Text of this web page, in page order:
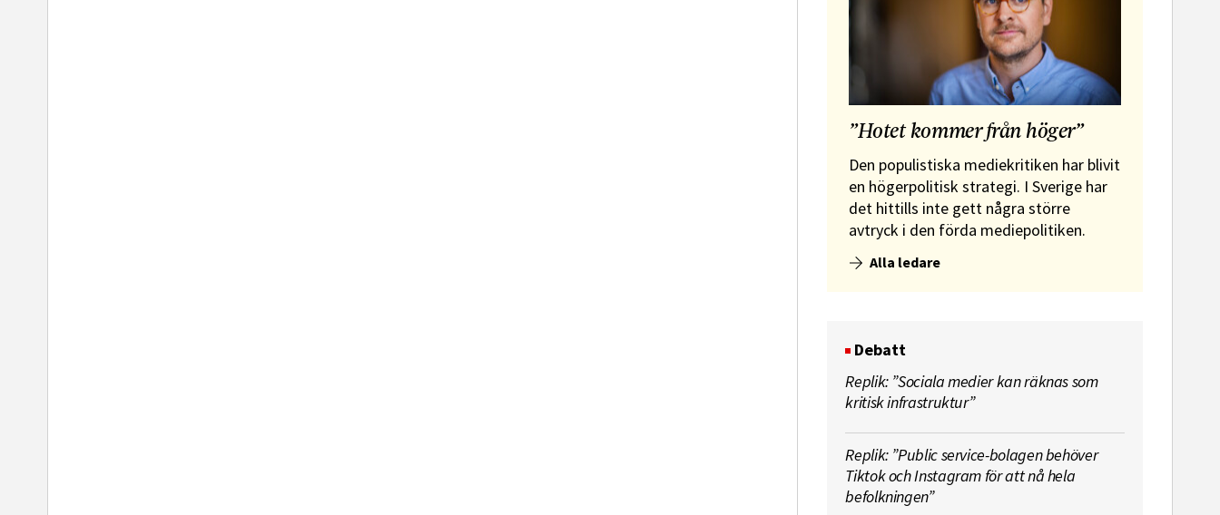
”Hotet kommer från höger”
Den populistiska mediekritiken har blivit
en högerpolitisk strategi. I Sverige har
det hittills inte gett några större
avtryck i den förda mediepolitiken.
Alla ledare
Debatt
Replik: ”Sociala medier kan räknas som
kritisk infrastruktur”
Replik: ”Public service-bolagen behöver
Tiktok och Instagram för att nå hela
befolkningen”